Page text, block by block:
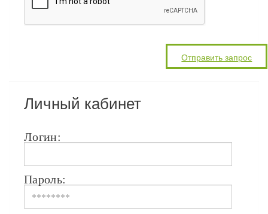
Личный кабинет
Логин:
Пароль: